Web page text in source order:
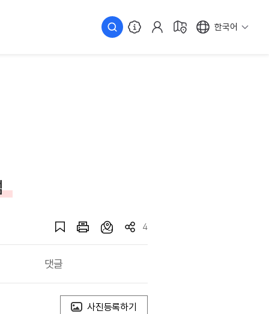
한국어
4
댓글
사진등록하기